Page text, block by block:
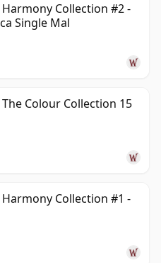
Collection #2 -
Single Mal
Colour Collection 15
Collection #1 -